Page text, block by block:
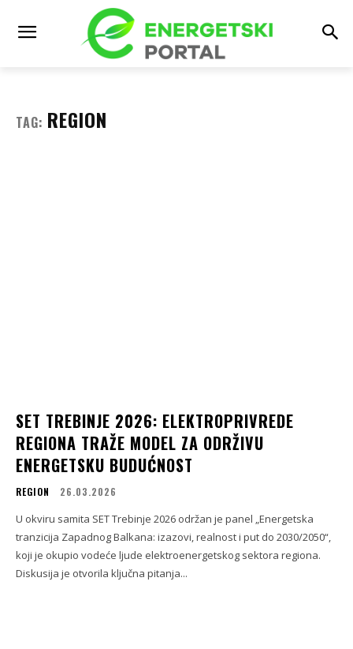
TAG: REGION
SET TREBINJE 2026: ELEKTROPRIVREDE
REGIONA TRAŽE MODEL ZA ODRŽIVU
ENERGETSKU BUDUĆNOST
REGION 26.03.2026
U okviru samita SET Trebinje 2026 održan je panel „Energetska
tranzicija Zapadnog Balkana: izazovi, realnost i put do 2030/2050“,
koji je okupio vodeće ljude elektroenergetskog sektora regiona.
Diskusija je otvorila ključna pitanja...